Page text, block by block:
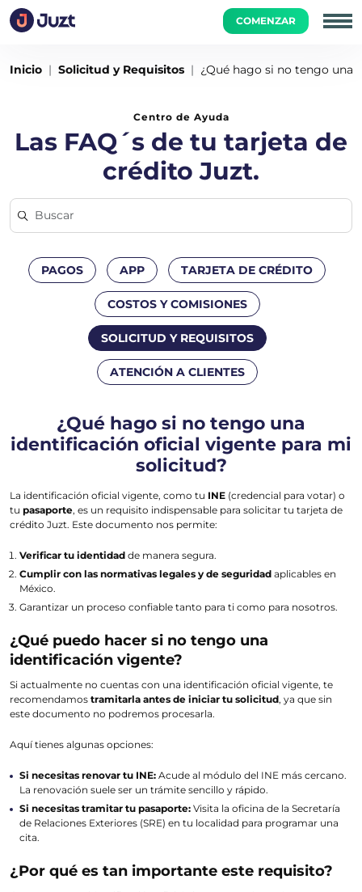
COMENZAR
Inicio Solicitud y Requisitos ¿Qué hago si no tengo
Centro de Ayuda
Las FAQ´s de tu tarjeta de
crédito Juzt.
PAGOS APP TARJETA DE CRÉDITO
COSTOS Y COMISIONES
SOLICITUD Y REQUISITOS
ATENCIÓN A CLIENTES
¿Qué hago si no tengo una
identificación oficial vigente para mi
solicitud?
La identificación oficial vigente, como tu INE (credencial para votar) o
tu pasaporte, es un requisito indispensable para solicitar tu tarjeta de
crédito Juzt. Este documento nos permite:
Verificar tu identidad de manera segura.
Cumplir con las normativas legales y de seguridad aplicables en
México.
Garantizar un proceso confiable tanto para ti como para nosotros.
¿Qué puedo hacer si no tengo una
identificación vigente?
Si actualmente no cuentas con una identificación oficial vigente, te
recomendamos tramitarla antes de iniciar tu solicitud, ya que sin
este documento no podremos procesarla.
Aquí tienes algunas opciones:
Si necesitas renovar tu INE: Acude al módulo del INE más cercano.
La renovación suele ser un trámite sencillo y rápido.
Si necesitas tramitar tu pasaporte: Visita la oficina de la Secretaría
de Relaciones Exteriores (SRE) en tu localidad para programar una
cita.
¿Por qué es tan importante este requisito?